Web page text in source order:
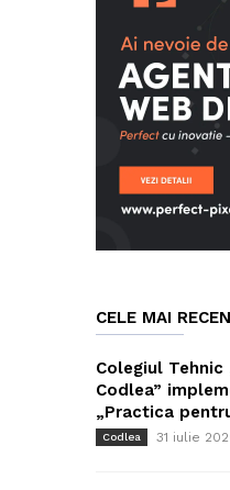
CELE MAI
Colegiul Tehnic
Codlea”
„Practica
Codlea 31 iulie